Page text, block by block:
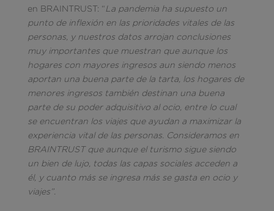
en BRAINTRUST: “ La pandemia ha supuesto un
punto de inflexión en las prioridades vitales de las
personas, y nuestros datos arrojan conclusiones
muy importantes que muestran que aunque los
hogares con mayores ingresos aun siendo menos
aportan una buena parte de la tarta, los hogares de
menores ingresos también destinan una buena
parte de su poder adquisitivo al ocio, entre lo cual
se encuentran los viajes que ayudan a maximizar la
experiencia vital de las personas. Consideramos en
BRAINTRUST que aunque el turismo sigue siendo
un bien de lujo, todas las capas sociales acceden a
él, y cuanto más se ingresa más se gasta en ocio y
viajes”.